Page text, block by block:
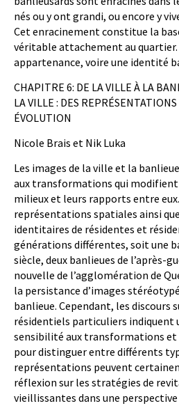
nés ou y ont grandi, ou encore y
Cet enracinement constitue la
véritable attachement au
appartenance, voire une identité
CHAPITRE 6: DE LA VILLE À LA
LA VILLE : DES
ÉVOLUTION
Nicole Brais et Nik Luka
Les images de la ville et la
aux transformations qui modifient
milieux et leurs rapports entre
représentations spatiales ainsi
identitaires de résidentes et
générations différentes, soit une
siècle, deux banlieues de l’après-
nouvelle de l’agglomération de
la persistance d’images
banlieue. Cependant, les discours
résidentiels particuliers indiquent
sensibilité aux transformations et
pour distinguer entre différents
représentations peuvent
réflexion sur les stratégies de
vieillissantes dans une